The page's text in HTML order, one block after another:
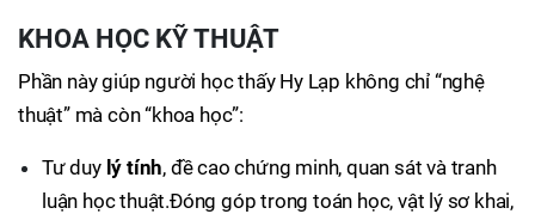
KHOA HỌC KỸ THUẬT
Phần này giúp người học thấy Hy Lạp không chỉ “nghệ
thuật” mà còn “khoa học”:
Tư duy lý tính, đề cao chứng minh, quan sát và tranh
luận học thuật.Đóng góp trong toán học, vật lý sơ khai,